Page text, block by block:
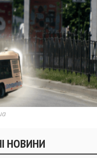
НОВИНИ